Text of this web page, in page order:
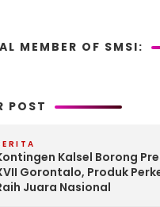
MEMBER OF SMSI:
POST
Kalsel Borong
Gorontalo, Produk
Juara Nasional